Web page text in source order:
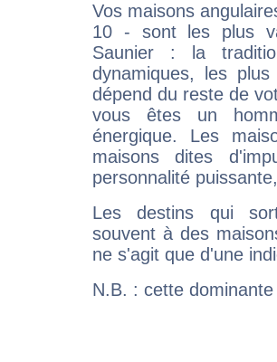
Vos maisons
10 - sont les plus
Saunier : la
dynamiques, les
dépend du reste de
vous êtes un
énergique. Les
maisons dites
personnalité
Les destins qui
souvent à des
ne s'agit que d'une
N.B. : cette